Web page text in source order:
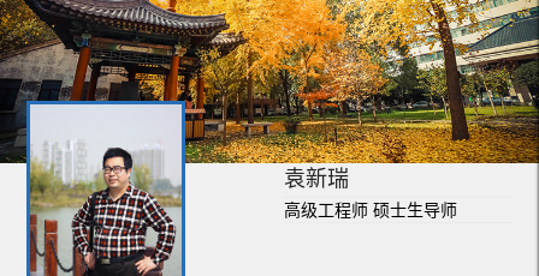
袁新瑞
高级工程师 硕士生导师